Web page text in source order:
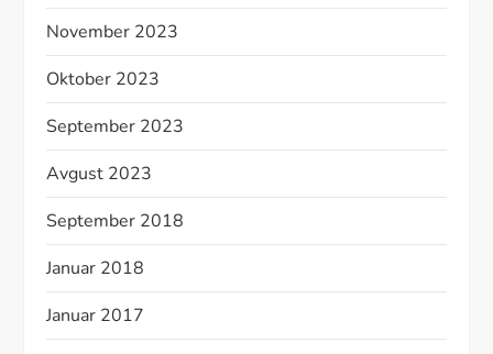
November 2023
Oktober 2023
September 2023
Avgust 2023
September 2018
Januar 2018
Januar 2017